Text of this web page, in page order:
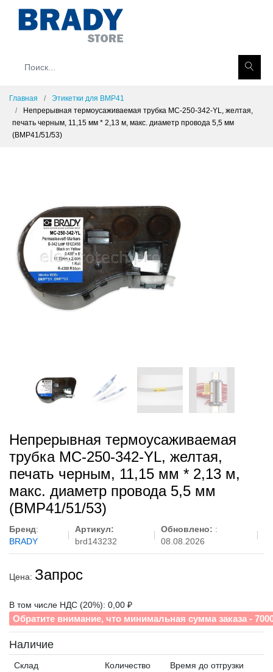
Главная
Этикетки для BMP41
Непрерывная термоусаживаемая трубка MC-250-342-YL, желтая,
печать черным, 11,15 мм * 2,13 м, макс. диаметр провода 5,5 мм
(BMP41/51/53)
Непрерывная термоусаживаемая
трубка MC-250-342-YL, желтая,
печать черным, 11,15 мм * 2,13 м,
макс. диаметр провода 5,5 мм
(BMP41/51/53)
Бренд:
BRADY
Артикул:
brd143232
Обновлено: :
08.08.2026
Цена: Запрос
В том числе НДС (20%): 0,00 ₽
Обратите внимание, что минимальная сумма заказа -
Наличие
Склад Количество Время до отгрузки